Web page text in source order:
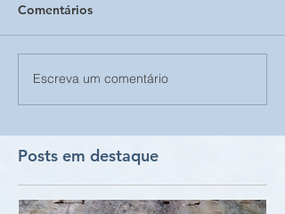
Comentários
Escreva um comentário
Posts em destaque